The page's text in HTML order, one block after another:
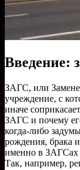
Введение:
ЗАГС, или
учреждение, с
иначе
ЗАГС и почему
когда-либо
рождения, брака
именно в ЗАГСах
Так, например,